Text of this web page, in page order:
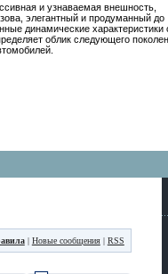
и узнаваемая внешность,
элегантный и продуманный до
динамические характеристики
облик следующего
| Новые сообщения| RSS